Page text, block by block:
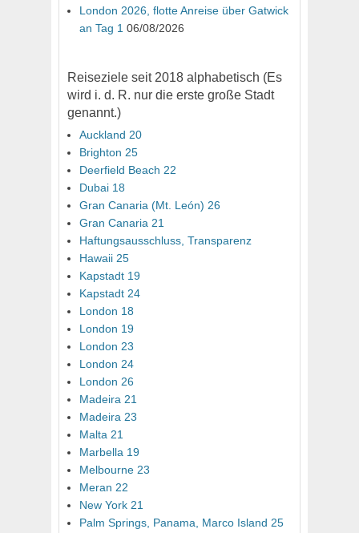
London 2026, flotte Anreise über Gatwick
an Tag 1 06/08/2026
Reiseziele seit 2018 alphabetisch (Es
wird i. d. R. nur die erste große Stadt
genannt.)
Auckland 20
Brighton 25
Deerfield Beach 22
Dubai 18
Gran Canaria (Mt. León) 26
Gran Canaria 21
Haftungsausschluss, Transparenz
Hawaii 25
Kapstadt 19
Kapstadt 24
London 18
London 19
London 23
London 24
London 26
Madeira 21
Madeira 23
Malta 21
Marbella 19
Melbourne 23
Meran 22
New York 21
Palm Springs, Panama, Marco Island 25